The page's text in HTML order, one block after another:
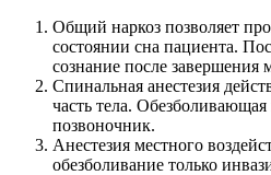
Общий наркоз позволяет
состоянии сна пациента.
сознание после завершения
Спинальная анестезия
часть тела.
позвоночник.
Анестезия местного
обезболивание только